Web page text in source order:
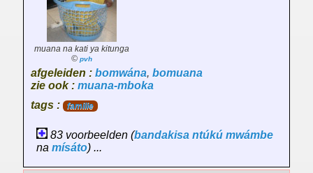
muana na kati ya kitunga
© pvh
afgeleiden : bomwána, bomuana
zie ook : muana-mboka
tags :
familie
83 voorbeelden (bandakisa ntúkú mwámbe
na mísáto) ...